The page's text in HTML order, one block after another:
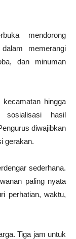
mendorong
memerangi
dan minuman
hingga
sosialisasi hasil
diwajibkan
gerakan.
sederhana.
paling nyata
perhatian, waktu,
Tiga jam untuk